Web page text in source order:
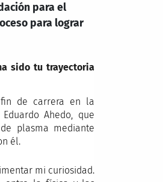
para el
para lograr
sido tu trayectoria
de carrera en la
Ahedo, que
plasma mediante
él.
mi curiosidad.